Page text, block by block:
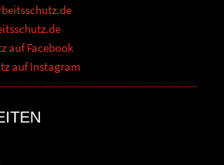
auf Facebook
auf Instagram